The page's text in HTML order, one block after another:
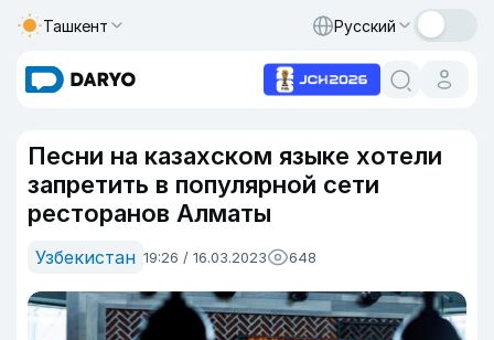
Ташкент Русский
Песни на казахском языке хотели
запретить в популярной сети
ресторанов Алматы
Узбекистан 19:26 / 16.03.2023 648